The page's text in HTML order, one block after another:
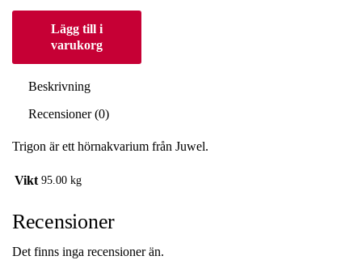
Lägg till i
varukorg
Beskrivning
Recensioner (0)
Trigon är ett hörnakvarium från Juwel.
Vikt 95.00 kg
Recensioner
Det finns inga recensioner än.